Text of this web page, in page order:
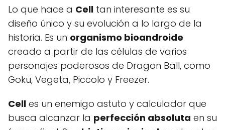
Lo que hace a Cell tan interesante es su
diseño único y su evolución a lo largo de la
historia. Es un organismo bioandroide
creado a partir de las células de varios
personajes poderosos de Dragon Ball, como
Goku, Vegeta, Piccolo y Freezer.
Cell es un enemigo astuto y calculador que
busca alcanzar la perfección absoluta en su